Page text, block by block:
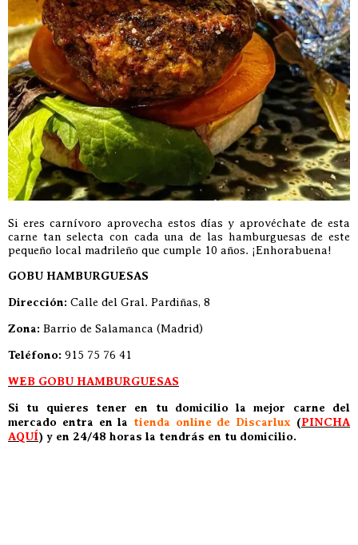
Si eres carnívoro aprovecha estos días y aprovéchate de esta
carne tan selecta con cada una de las hamburguesas de este
pequeño local madrileño que cumple 10 años. ¡Enhorabuena!
GOBU HAMBURGUESAS
Dirección: Calle del Gral. Pardiñas, 8
Zona: Barrio de Salamanca (Madrid)
Teléfono: 915 75 76 41
WEB GOBU HAMBURGUESAS
Si tu quieres tener en tu domicilio la mejor carne del
mercado entra en la tienda online de Discarlux (PINCHA
AQUÍ) y en 24/48 horas la tendrás en tu domicilio.